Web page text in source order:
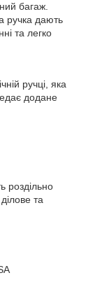
багаж.
ручка дають
та легко
ручці, яка
додане
роздільно
та